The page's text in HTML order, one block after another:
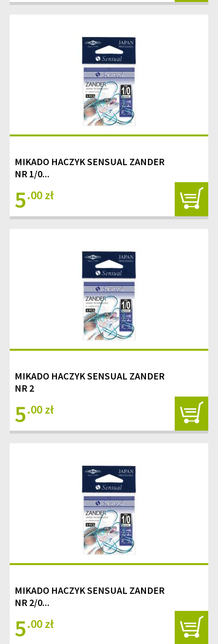
MIKADO HACZYK SENSUAL ZANDER
NR 1/0...
5.00 zł
MIKADO HACZYK SENSUAL ZANDER
NR 2
5.00 zł
MIKADO HACZYK SENSUAL ZANDER
NR 2/0...
5.00 zł